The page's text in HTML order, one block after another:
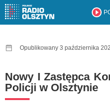
Opublikowany 3 października
Nowy I Zastępca
Policji w Olsztynie